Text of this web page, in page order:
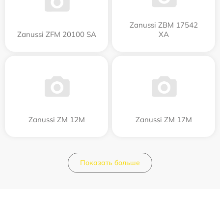
Zanussi ZFM 20100 SA
Zanussi ZBM 17542
XA
Zanussi ZM 12M Zanussi ZM 17M
Показать больше